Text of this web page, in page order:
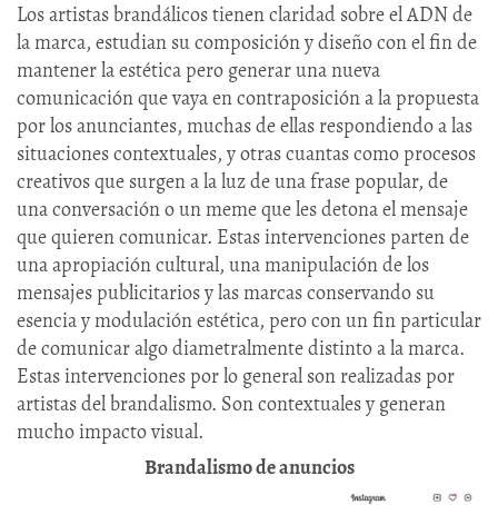
Los artistas brandálicos tienen claridad sobre el ADN de
la marca, estudian su composición y diseño con el fin de
mantener la estética pero generar una nueva
comunicación que vaya en contraposición a la propuesta
por los anunciantes, muchas de ellas respondiendo a las
situaciones contextuales, y otras cuantas como procesos
creativos que surgen a la luz de una frase popular, de
una conversación o un meme que les detona el mensaje
que quieren comunicar. Estas intervenciones parten de
una apropiación cultural, una manipulación de los
mensajes publicitarios y las marcas conservando su
esencia y modulación estética, pero con un fin particular
de comunicar algo diametralmente distinto a la marca.
Estas intervenciones por lo general son realizadas por
artistas del brandalismo. Son contextuales y generan
mucho impacto visual.
Brandalismo de anuncios